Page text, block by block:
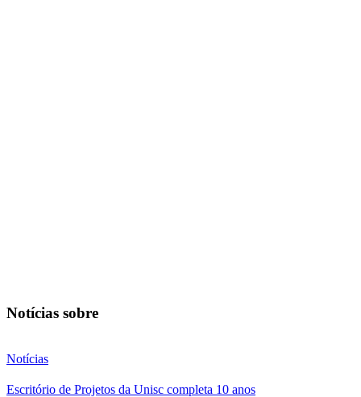
Notícias sobre
Notícias
Escritório de Projetos da Unisc completa 10 anos